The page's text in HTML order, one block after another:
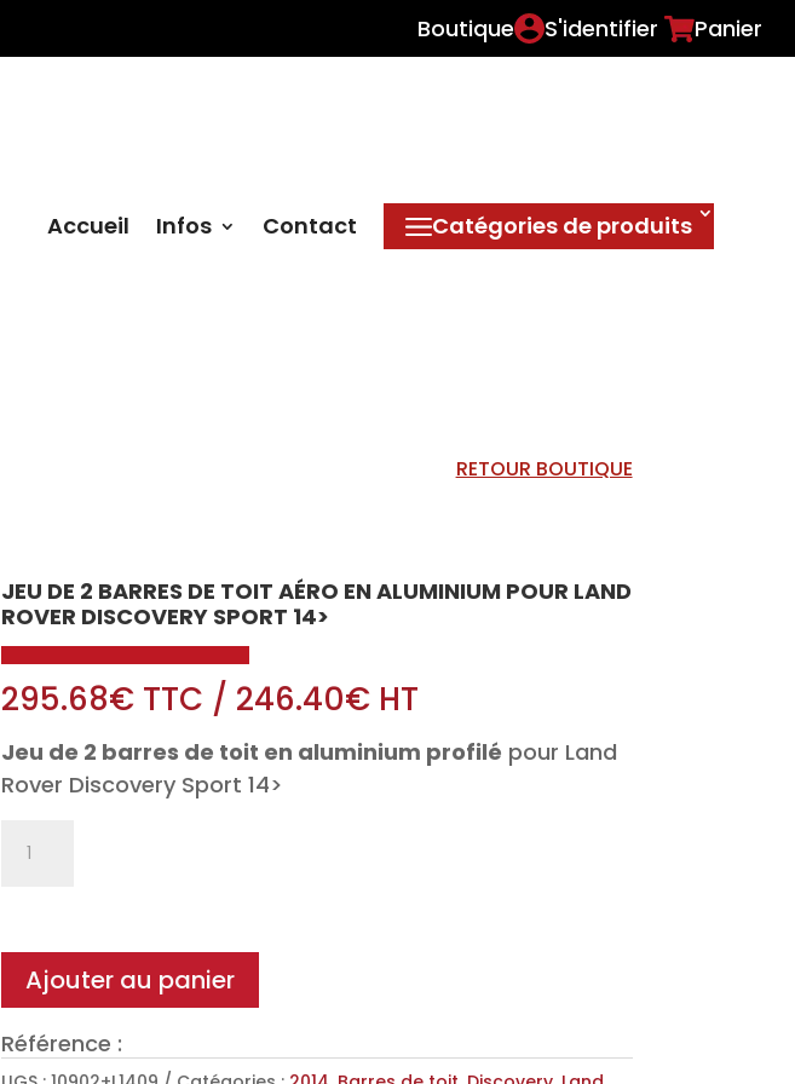
Boutique S'identifier Panier
Accueil Infos Contact Catégories de produits
RETOUR BOUTIQUE
JEU DE 2 BARRES DE TOIT AÉRO EN ALUMINIUM POUR LAND
ROVER DISCOVERY SPORT 14>
295.68€ TTC / 246.40€ HT
Jeu de 2 barres de toit en aluminium profilé pour Land
Rover Discovery Sport 14>
barres
de
toit
Ajouter au panier
Référence :